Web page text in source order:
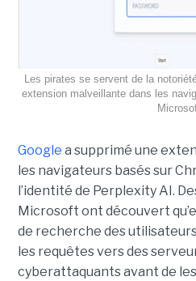
Les pirates se servent de la
extension malveillante dans les
Google a supprimé une
les navigateurs basés sur
l’identité de Perplexity AI.
Microsoft ont découvert
de recherche des
les requêtes vers des
cyberattaquants avant de